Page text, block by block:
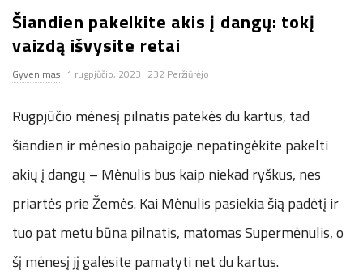
n
.
n
e
t
Šiandien pakelkite akis į dangų: tokį
vaizdą išvysite retai
Gyvenimas 1 rugpjūčio, 2023 232 Peržiūrėjo
Rugpjūčio mėnesį pilnatis patekės du kartus, tad
šiandien ir mėnesio pabaigoje nepatingėkite pakelti
akių į dangų – Mėnulis bus kaip niekad ryškus, nes
priartės prie Žemės. Kai Mėnulis pasiekia šią padėtį ir
tuo pat metu būna pilnatis, matomas Supermėnulis, o
šį mėnesį jį galėsite pamatyti net du kartus.